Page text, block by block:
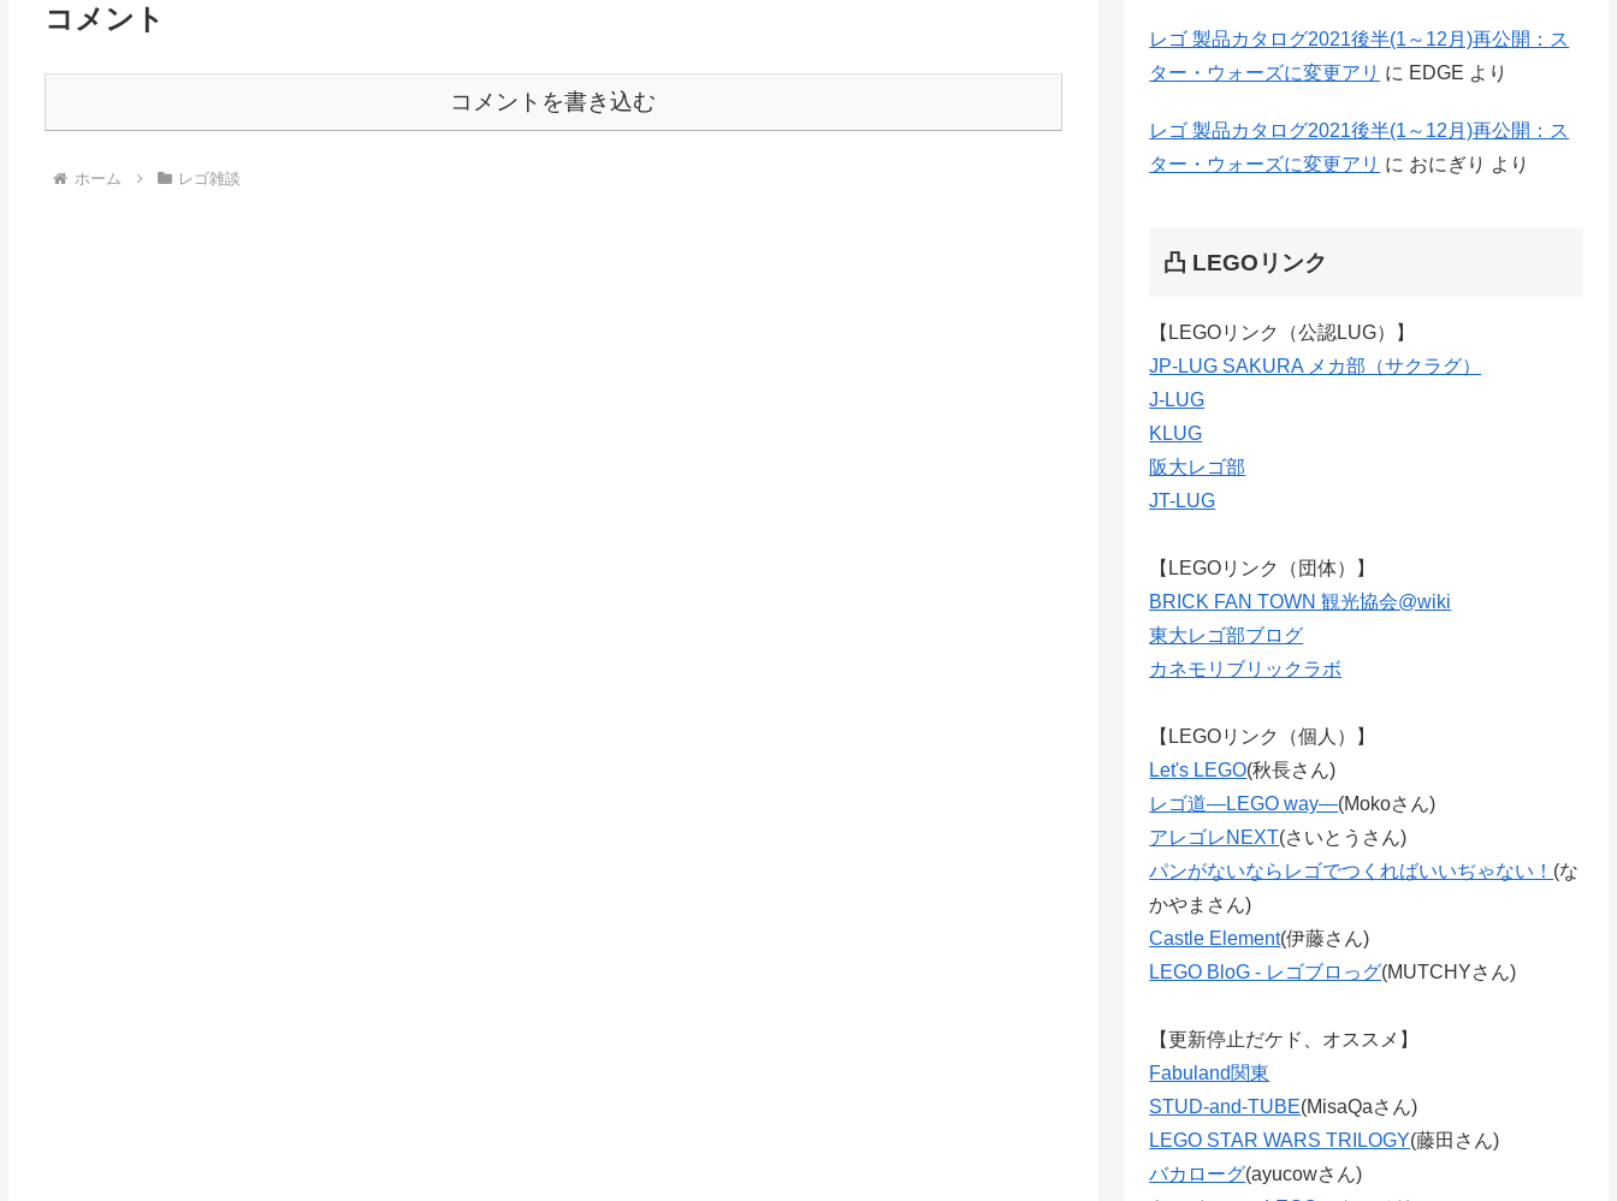
コメント
コメントを書き込む
ホーム レゴ雑談
レゴ 製品カタログ2021後半(1～12月)再公開：ス
ター・ウォーズに変更アリ に EDGE より
レゴ 製品カタログ2021後半(1～12月)再公開：ス
ター・ウォーズに変更アリ に おにぎり より
凸 LEGOリンク
【LEGOリンク（公認LUG）】
JP-LUG SAKURA メカ部（サクラグ）
J-LUG
KLUG
阪大レゴ部
JT-LUG
【LEGOリンク（団体）】
BRICK FAN TOWN 観光協会@wiki
東大レゴ部ブログ
カネモリブリックラボ
【LEGOリンク（個人）】
Let's LEGO(秋長さん)
レゴ道―LEGO way―(Mokoさん)
アレゴレNEXT(さいとうさん)
パンがないならレゴでつくればいいぢゃない！ (な
かやまさん)
Castle Element(伊藤さん)
LEGO BloG - レゴブロっグ(MUTCHYさん)
【更新停止だケド、オススメ】
Fabuland関東
STUD-and-TUBE(MisaQaさん)
LEGO STAR WARS TRILOGY(藤田さん)
バカローグ(ayucowさん)